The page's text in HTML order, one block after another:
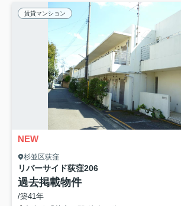
賃貸マンション
NEW
杉並区荻窪
リバーサイド荻窪206
過去掲載物件
/築41年